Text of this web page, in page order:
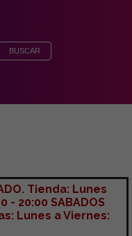
Tienda: Lunes
- 20:00 SABADOS
Lunes a Viernes: